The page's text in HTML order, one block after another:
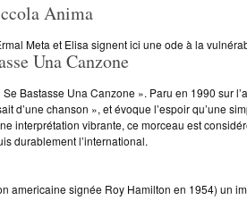
Anima
Meta et Elisa signent ici une ode à la
Una Canzone
Bastasse Una Canzone ». Paru en 1990 sur
d’une chanson », et évoque l’espoir qu’une
interprétation vibrante, ce morceau est
durablement l’international.
americaine signée Roy Hamilton en 1954) un